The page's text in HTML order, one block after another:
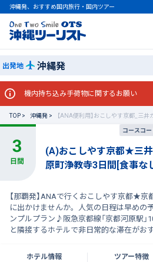
沖縄発、おすすめ国内旅行・国内ツアー
出発地 沖縄発
機内持ち込み手荷物に関するお願い
TOP 沖縄発
【ANA便利用】おこしやす京都_三
コースコー
(A)おこしやす京都★三
原町浄教寺3日間[食事な
【那覇発】ANAで行くおこしやす京都★
に出かけませんか。人気の日程は早めの
ンプルプラン♪阪急京都線「京都河原駅
と隣接するホテルで非日常的な滞在がお
ホテル情報 ツアー特徴